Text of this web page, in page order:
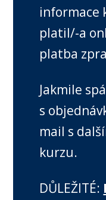
informace
platil/-a
platba
Jakmile
s
mail s
kurzu.
DŮLEŽITÉ: